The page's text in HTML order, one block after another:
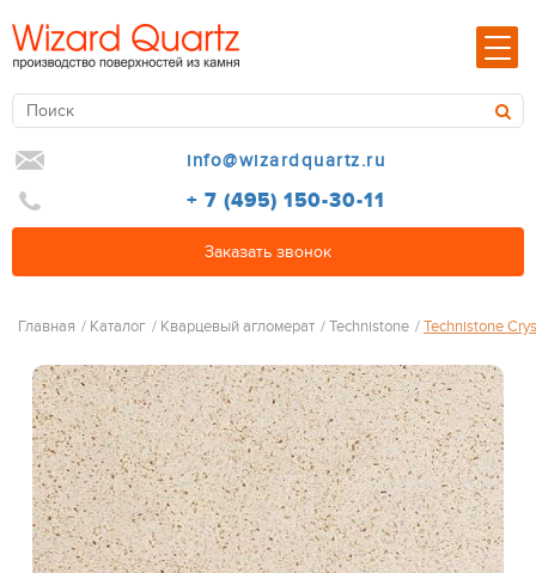
info@wizardquartz.ru
+ 7 (495) 150-30-11
Заказать звонок
Главная / Каталог / Кварцевый агломерат /Technistone /Technistone